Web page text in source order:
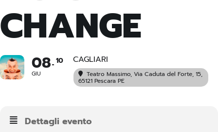
CHANGE
08
GIU
10 CAGLIARI
Teatro Massimo, Via Caduta del Forte, 15,
65121 Pescara PE
Dettagli evento